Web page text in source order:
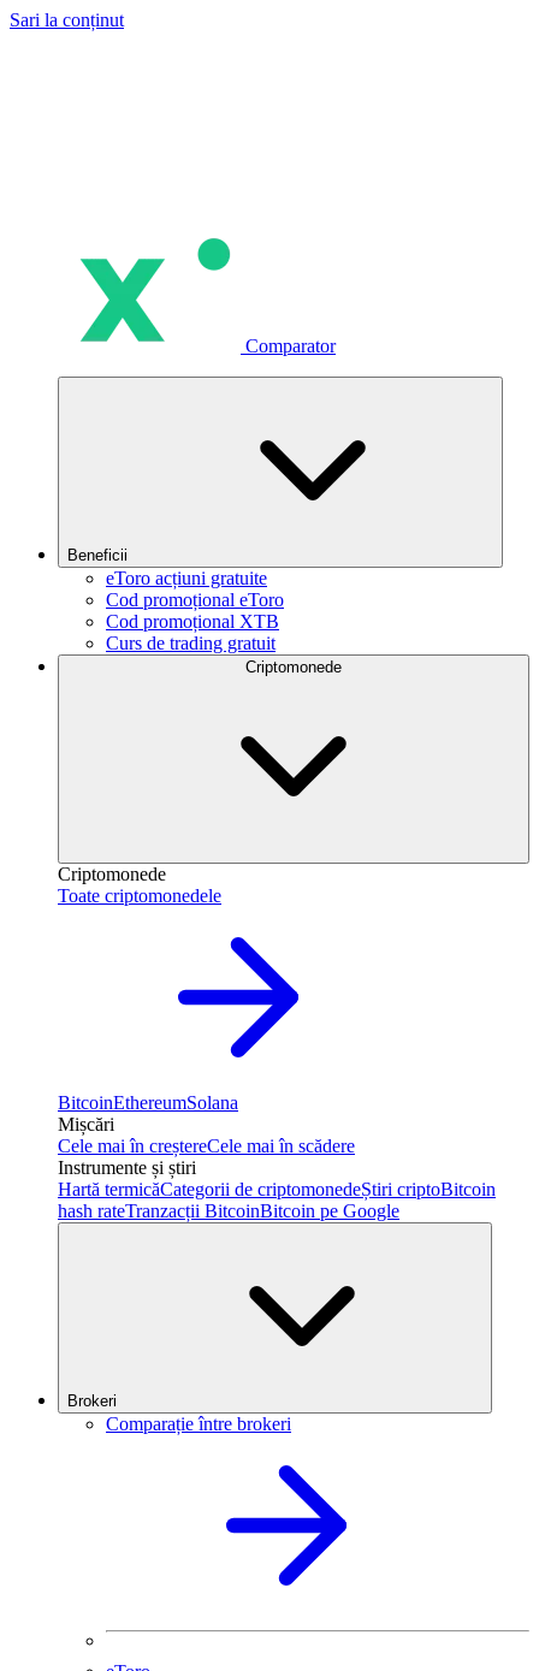
Sari la conținut
Comparator
Beneficii
eToro acțiuni gratuite
Cod promoțional eToro
Cod promoțional XTB
Curs de trading gratuit
Criptomonede
Toate criptomonedele
BitcoinEthereumSolana
Mișcări
Cele mai în creștereCele mai în scădere
Instrumente și știri
Hartă termicăCategorii de criptomonedeȘtiri criptoBitcoin
hash rateTranzacții BitcoinBitcoin pe Google
Brokeri
Comparație între brokeri